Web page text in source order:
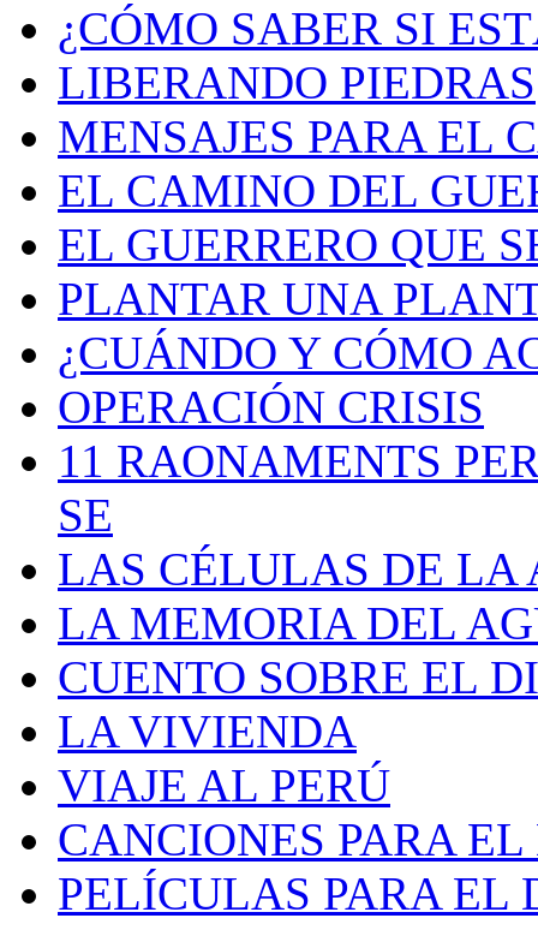
¿CÓMO SABER SI
LIBERANDO PIEDRAS
MENSAJES PARA EL
EL CAMINO DEL
EL GUERRERO QUE
PLANTAR UNA
¿CUÁNDO Y CÓMO
OPERACIÓN CRISIS
11 RAONAMENTS
SE
LAS CÉLULAS DE LA
LA MEMORIA DEL
CUENTO SOBRE EL
LA VIVIENDA
VIAJE AL PERÚ
CANCIONES PARA EL
PELÍCULAS PARA EL